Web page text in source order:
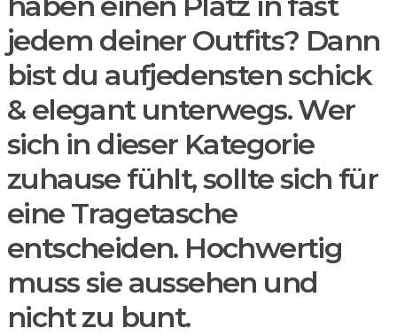
jedem deiner Outfits? Dann
bist du aufjedensten schick
& elegant unterwegs. Wer
sich in dieser Kategorie
zuhause fühlt, sollte sich für
eine Tragetasche
entscheiden. Hochwertig
muss sie aussehen und
nicht zu bunt.